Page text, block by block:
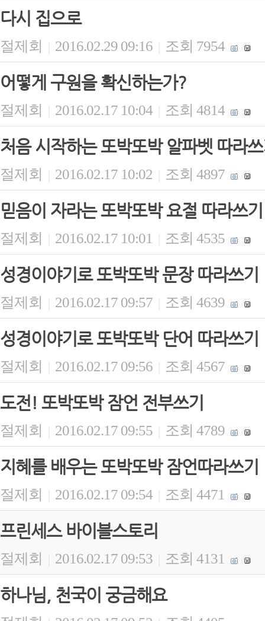
다시 집으로
절제회 | 2016.02.29 09:16 | 조회 7954
어떻게 구원을 확신하는가?
절제회 | 2016.02.17 10:04 | 조회 4814
처음 시작하는 또박또박 알파벳 따라
절제회 | 2016.02.17 10:02 | 조회 4897
믿음이 자라는 또박또박 요절 따라쓰기
절제회 | 2016.02.17 10:01 | 조회 4535
성경이야기로 또박또박 문장 따라쓰기
절제회 | 2016.02.17 09:57 | 조회 4639
성경이야기로 또박또박 단어 따라쓰기
절제회 | 2016.02.17 09:56 | 조회 4567
도전! 또박또박 잠언 전부쓰기
절제회 | 2016.02.17 09:55 | 조회 4789
지혜를 배우는 또박또박 잠언따라쓰기
절제회 | 2016.02.17 09:54 | 조회 4471
프린세스 바이블스토리
절제회 2016.02.17 09:53 조회 4131
하나님, 천국이 궁금해요